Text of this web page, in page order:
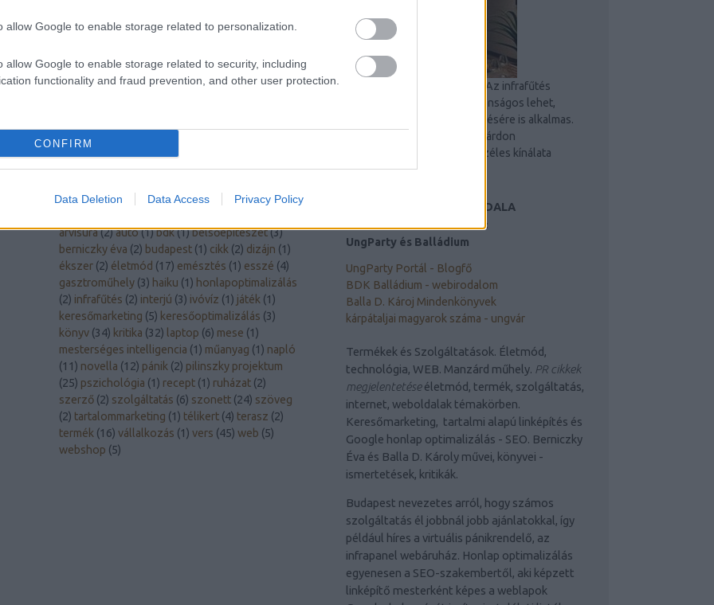
allow Google to enable storage related to personalization.
allow Google to enable storage related to security, including
functionality and fraud prevention, and other user protection.
CONFIRM
Data Deletion Data Access Privacy Policy
Spórolási tipp: készíts házi zsemlemorzsát
Te is
ehetünk pirítóst, de mindig az sem megoldás.
Ilyenkor mit tudunk tenni, kidobjuk a szemétbe.
arvisura(2)autó(1)bdk(1)belsőépítészet(3)
berniczky éva (2) budapest (1) cikk (2) dizájn (1)
ékszer (2) életmód (17) emésztés (1) esszé (4)
gasztroműhely (3) haiku (1) honlapoptimalizálás
(2) infrafűtés (2) interjú (3) ivóvíz (1) játék (1)
keresőmarketing (5) keresőoptimalizálás (3)
könyv (34) kritika (32) laptop (6) mese (1)
mesterséges intelligencia (1) műanyag (1) napló
(11) novella (12) pánik (2) pilinszky projektum
(25) pszichológia (1) recept (1) ruházat (2)
szerző (2) szolgáltatás (6) szonett (24) szöveg
(2) tartalommarketing (1) télikert (4) terasz (2)
termék (16) vállalkozás (1) vers (45) web (5)
webshop (5)
Az infrafűtés
manzárd tető alatt is biztonságos lehet,
ahogy kültéri teraszok fűtésére is alkalmas.
Infrasugaras fűtés a manzárdon
Felhasználási területek széles kínálata
Energiatakarékos az...
A RENDSZER NÉHÁNY OLDALA
A LEGFONTOSABB OLDALAK:
UngParty és Balládium
UngParty Portál - Blogfő
BDK Balládium - webirodalom
Balla D. Károj Mindenkönyvek
kárpátaljai magyarok száma - ungvár
Termékek és Szolgáltatások. Életmód,
technológia, WEB. Manzárd műhely. PR cikkek
megjelentetéseéletmód, termék, szolgáltatás,
internet, weboldalak témakörben.
Keresőmarketing, tartalmi alapú linképítés és
Google honlap optimalizálás - SEO. Berniczky
Éva és Balla D. Károly művei, könyvei -
ismertetések, kritikák.
Budapest nevezetes arról, hogy számos
szolgáltatás él jobbnál jobb ajánlatokkal, így
például híres a virtuális pánikrendelő, az
infrapanel webáruház. Honlap optimalizálás
egyenesen a SEO-szakembertől, aki képzett
linképítő mesterként képes a weblapok